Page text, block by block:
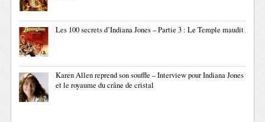
Les 100 secrets d’Indiana Jones – Partie 3 : Le Temple maudit
Karen Allen reprend son souffle – Interview pour Indiana Jones
et le royaume du crâne de cristal